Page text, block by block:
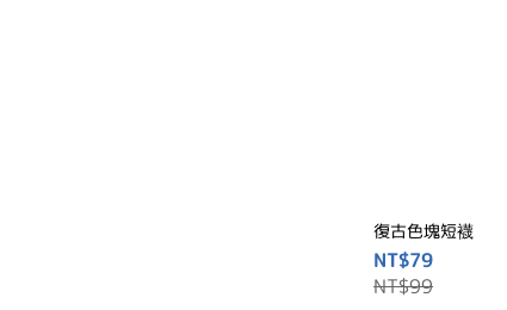
復古色塊短襪
NT$79
NT$99